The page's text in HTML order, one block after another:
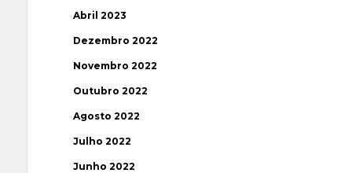
Abril 2023
Dezembro 2022
Novembro 2022
Outubro 2022
Agosto 2022
Julho 2022
Junho 2022